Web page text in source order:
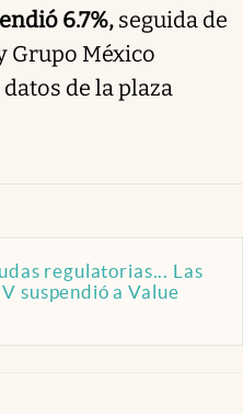
6.7%, seguida de
Grupo México
datos de la plaza
regulatorias... Las
suspendió a Value